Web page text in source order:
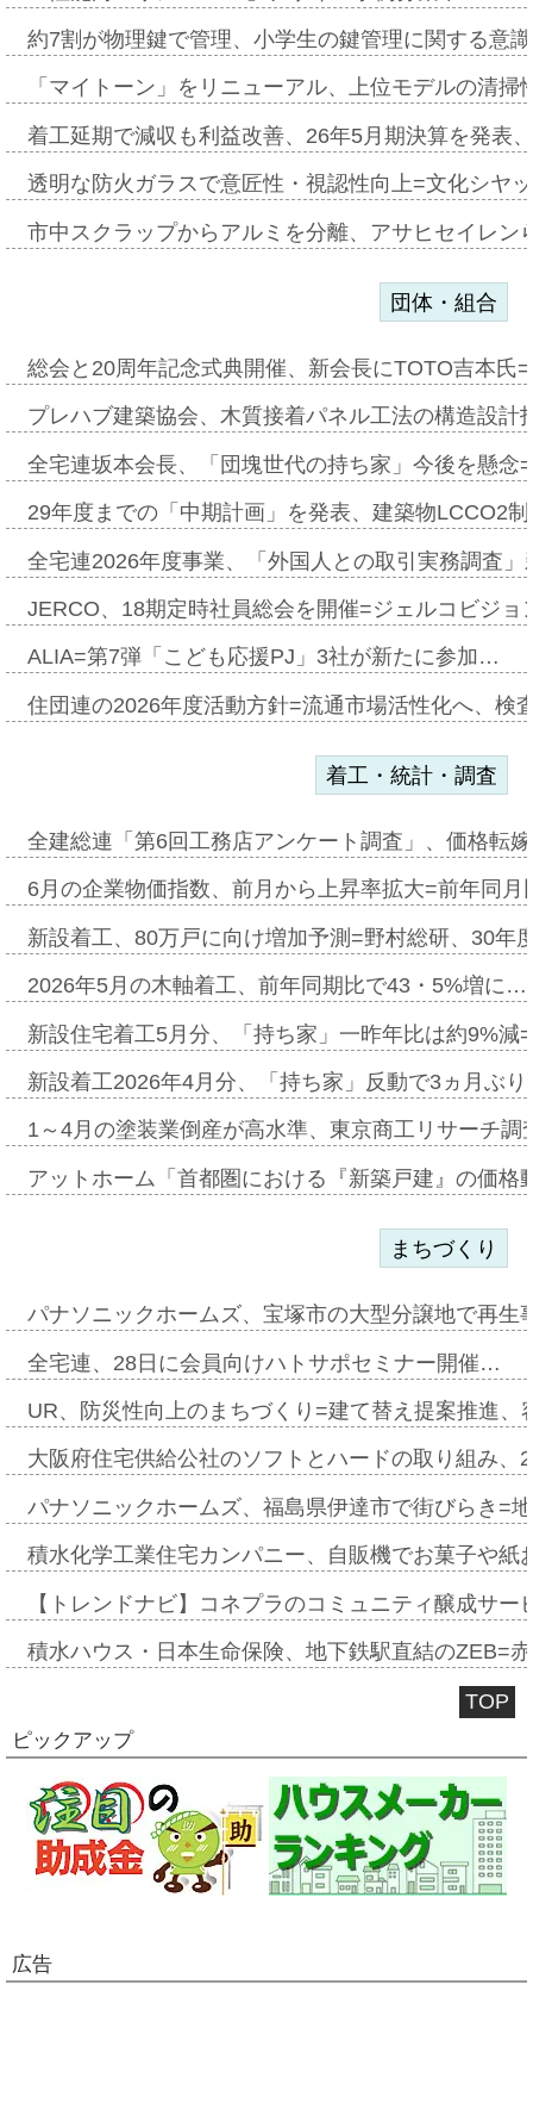
約7割が物理鍵で管理、小学生の鍵管理に関する意
「マイトーン」をリニューアル、上位モデルの清
着工延期で減収も利益改善、26年5月期決算を発表
透明な防火ガラスで意匠性・視認性向上=文化シヤ
市中スクラップからアルミを分離、アサヒセイレ
団体・組合
総会と20周年記念式典開催、新会長にTOTO吉本氏
プレハブ建築協会、木質接着パネル工法の構造設
全宅連坂本会長、「団塊世代の持ち家」今後を懸
29年度までの「中期計画」を発表、建築物LCCO2
全宅連2026年度事業、「外国人との取引実務調査
JERCO、18期定時社員総会を開催=ジェルコビジ
ALIA=第7弾「こども応援PJ」3社が新たに参加…
住団連の2026年度活動方針=流通市場活性化へ、検
着工・統計・調査
全建総連「第6回工務店アンケート調査」、価格転
6月の企業物価指数、前月から上昇率拡大=前年同
新設着工、80万戸に向け増加予測=野村総研、30年
2026年5月の木軸着工、前年同期比で43・5%増に…
新設住宅着工5月分、「持ち家」一昨年比は約9%
新設着工2026年4月分、「持ち家」反動で3ヵ月ぶ
1～4月の塗装業倒産が高水準、東京商工リサーチ
アットホーム「首都圏における『新築戸建』の価
まちづくり
パナソニックホームズ、宝塚市の大型分譲地で再
全宅連、28日に会員向けハトサポセミナー開催…
UR、防災性向上のまちづくり=建て替え提案推進
大阪府住宅供給公社のソフトとハードの取り組み
パナソニックホームズ、福島県伊達市で街びらき=
積水化学工業住宅カンパニー、自販機でお菓子や
【トレンドナビ】コネプラのコミュニティ醸成サ
積水ハウス・日本生命保険、地下鉄駅直結のZEB=
TOP
ピックアップ
広告